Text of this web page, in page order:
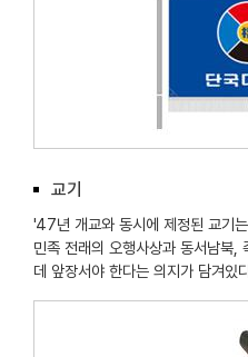
교기
'47년 개교와 동시에 제정된 교기
민족 전래의 오행사상과 동서남북,
데 앞장서야 한다는 의지가 담겨있